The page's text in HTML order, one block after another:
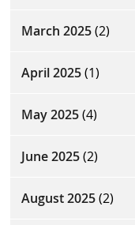
March 2025(2)
April 2025(1)
May 2025(4)
June 2025(2)
August 2025(2)